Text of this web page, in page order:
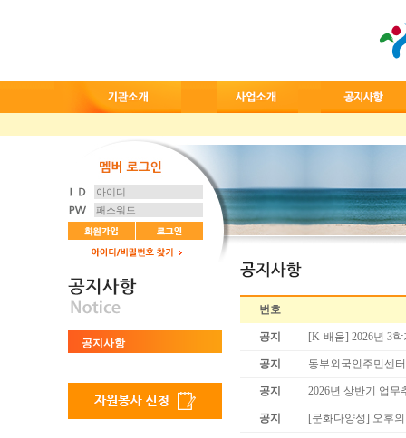
공지사항
번호
공지 [K-배움] 2026년 3
공지 동부외국인주민센
공지 2026년 상반기 업무
공지 [문화다양성] 오후